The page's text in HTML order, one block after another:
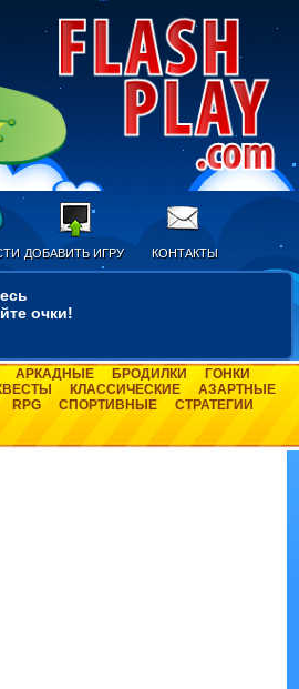
ДОБАВИТЬ ИГРУ КОНТАКТЫ
очки!
АРКАДНЫЕ БРОДИЛКИ
ГОНКИ
КЛАССИЧЕСКИЕ
АЗАРТНЫЕ
RPG СПОРТИВНЫЕ
СТРАТЕГИИ